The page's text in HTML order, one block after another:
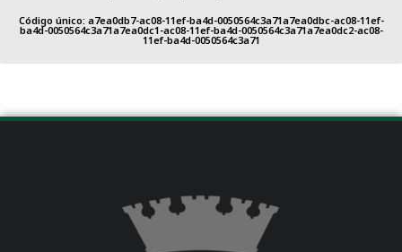
Código único: a7ea0db7-ac08-11ef-ba4d-0050564c3a71a7ea0dbc-ac08-11ef-
ba4d-0050564c3a71a7ea0dc1-ac08-11ef-ba4d-0050564c3a71a7ea0dc2-ac08-
11ef-ba4d-0050564c3a71